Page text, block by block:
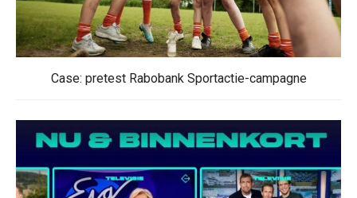
Case: pretest Rabobank Sportactie-campagne